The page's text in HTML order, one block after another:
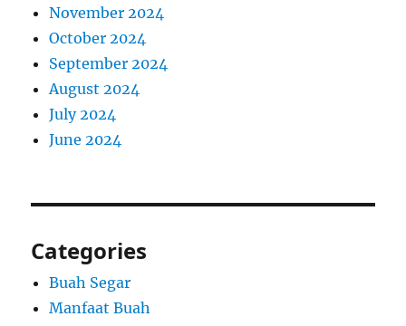
November 2024
October 2024
September 2024
August 2024
July 2024
June 2024
Categories
Buah Segar
Manfaat Buah